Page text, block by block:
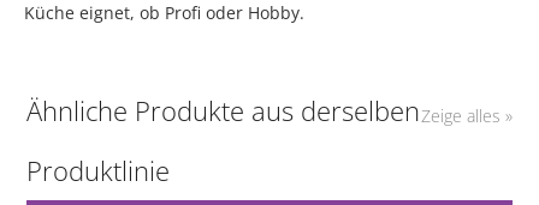
Küche eignet, ob Profi oder Hobby.
Ähnliche Produkte aus derselben
Produktlinie
Zeige alles »